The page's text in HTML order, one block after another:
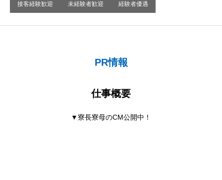
接客経験歓迎 未経験者歓迎 経験者優遇
PR情報
仕事概要
▼寮長寮母のCM公開中！